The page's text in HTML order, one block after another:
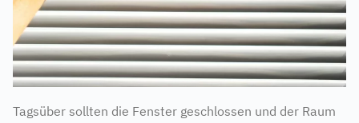
Tagsüber sollten die Fenster geschlossen und der Raum